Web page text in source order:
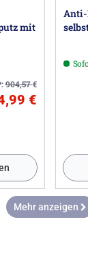
mit
904,57€
€
Anti-
Mehr anzeigen